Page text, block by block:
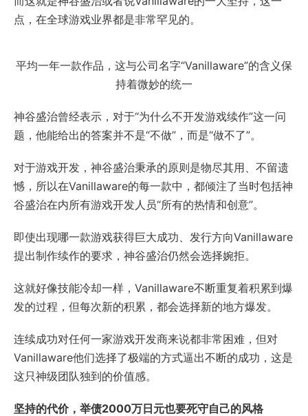
点，在全球游戏业界都是非常罕见的。
平均一年一款作品，这与公司名字“Vanillaware”的含义保
持着微妙的统一
神谷盛治曾经表示，对于“为什么不开发游戏续作”这一问
题，他能给出的答案并不是“不做”，而是“做不了”。
对于游戏开发，神谷盛治秉承的原则是物尽其用、不留遗
憾，所以在Vanillaware的每一款中，都倾注了当时包括神
谷盛治在内所有游戏开发人员“所有的热情和创意”。
即使出现哪一款游戏获得巨大成功、发行方向Vanillaware
提出制作续作的要求，神谷盛治仍然会选择婉拒。
这就好像技能冷却一样，Vanillaware不断重复着积累到爆
发的过程，但每次新的积累，都会选择新的地方爆发。
连续成功对任何一家游戏开发商来说都非常困难，但对
Vanillaware他们选择了极端的方式逼出不断的成功，这是
这只神级团队独到的价值感。
坚持的代价，举债2000万日元也要死守自己的风格